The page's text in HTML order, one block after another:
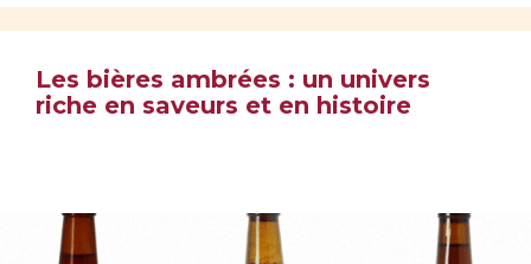
Les bières ambrées : un univers
riche en saveurs et en histoire